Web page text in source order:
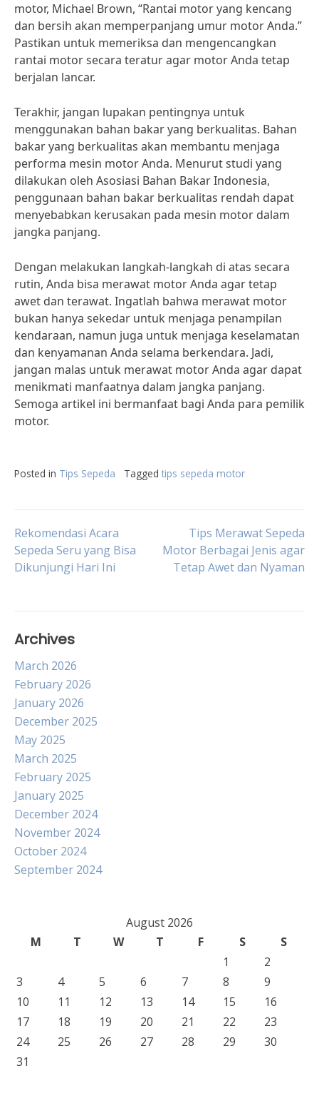
motor, Michael Brown, “Rantai motor yang kencang
dan bersih akan memperpanjang umur motor Anda.”
Pastikan untuk memeriksa dan mengencangkan
rantai motor secara teratur agar motor Anda tetap
berjalan lancar.
Terakhir, jangan lupakan pentingnya untuk
menggunakan bahan bakar yang berkualitas. Bahan
bakar yang berkualitas akan membantu menjaga
performa mesin motor Anda. Menurut studi yang
dilakukan oleh Asosiasi Bahan Bakar Indonesia,
penggunaan bahan bakar berkualitas rendah dapat
menyebabkan kerusakan pada mesin motor dalam
jangka panjang.
Dengan melakukan langkah-langkah di atas secara
rutin, Anda bisa merawat motor Anda agar tetap
awet dan terawat. Ingatlah bahwa merawat motor
bukan hanya sekedar untuk menjaga penampilan
kendaraan, namun juga untuk menjaga keselamatan
dan kenyamanan Anda selama berkendara. Jadi,
jangan malas untuk merawat motor Anda agar dapat
menikmati manfaatnya dalam jangka panjang.
Semoga artikel ini bermanfaat bagi Anda para pemilik
motor.
Posted in Tips Sepeda Tagged tips sepeda motor
Post
navigation
Rekomendasi Acara
Sepeda Seru yang Bisa
Dikunjungi Hari Ini
Tips Merawat Sepeda
Motor Berbagai Jenis agar
Tetap Awet dan Nyaman
Archives
March 2026
February 2026
January 2026
December 2025
May 2025
March 2025
February 2025
January 2025
December 2024
November 2024
October 2024
September 2024
August 2026
M
T W T F S
S
1
2
3
4 5 6 7 8
9
10
11 12 13 14 15
16
17
18 19 20 21 22
23
24
25 26 27 28 29
30
31